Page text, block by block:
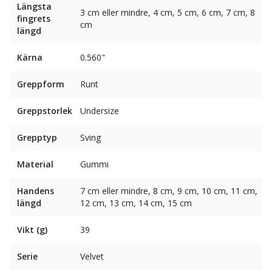
Längsta
fingrets
längd
3 cm eller mindre, 4 cm, 5 cm, 6 cm, 7 cm, 8
cm
Kärna 0.560"
Greppform Runt
Greppstorlek Undersize
Grepptyp Sving
Material Gummi
Handens
längd
7 cm eller mindre, 8 cm, 9 cm, 10 cm, 11 cm,
12 cm, 13 cm, 14 cm, 15 cm
Vikt (g) 39
Serie Velvet